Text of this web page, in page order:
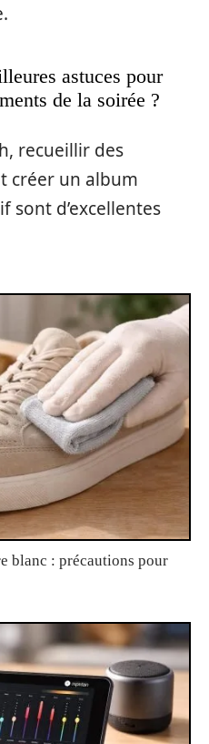
astuces pour
de la soirée ?
recueillir des
créer un album
sont d’excellentes
blanc : précautions pour